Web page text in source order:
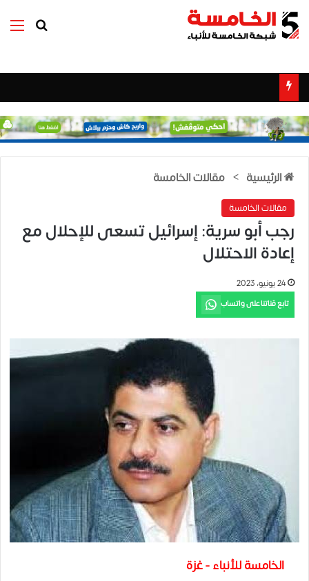
بحث عن
الرئيسية > مقالات الخامسة
مقالات الخامسة
رجب أبو سرية: إسرائيل تسعى للإحلال مع
إعادة الاحتلال
24 يونيو، 2023
تابع قناتنا على واتساب
الخامسة للأنباء - غزة